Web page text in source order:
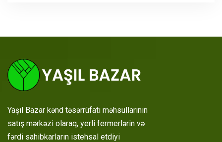
Yaşıl Bazar kənd təsərrüfatı məhsullarının
satış mərkəzi olaraq, yerli fermerlərin və
fərdi sahibkarların istehsal etdiyi